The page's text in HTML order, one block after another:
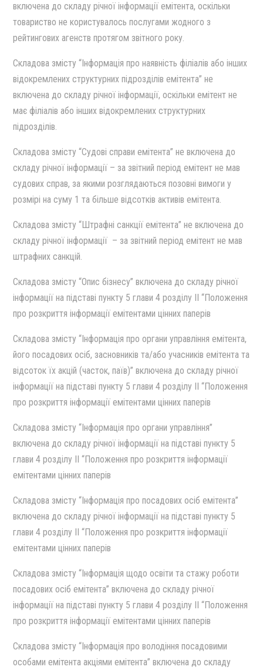
включена до складу рiчної iнформацiї емiтента, оскiльки
товариство не користувалось послугами жодного з
рейтингових агенств протягом звiтного року.
Cкладова змiсту “Iнформацiя про наявнiсть фiлiалiв або iнших
вiдокремлених структурних пiдроздiлiв емiтента” не
включена до складу рiчної iнформацiї, оскiльки емiтент не
має фiлiалiв або iнших вiдокремлених структурних
пiдроздiлiв.
Cкладова змiсту “Судовi справи емiтента” не включена до
складу рiчної iнформацiї – за звiтний перiод емiтент не мав
судових справ, за якими розглядаються позовнi вимоги у
розмiрi на суму 1 та бiльше вiдсоткiв активiв емiтента.
Cкладова змiсту “Штрафнi санкцiї емiтента” не включена до
складу рiчної iнформацiї – за звiтний перiод емiтент не мав
штрафних санкцiй.
Cкладова змiсту “Опис бiзнесу” включена до складу рiчної
iнформацiї на пiдставi пункту 5 глави 4 роздiлу II “Положення
про розкриття iнформацiї емiтентами цiнних паперiв
Cкладова змiсту “Iнформацiя про органи управлiння емiтента,
його посадових осiб, засновникiв та/або учасникiв емiтента та
вiдсоток їх акцiй (часток, паїв)” включена до складу рiчної
iнформацiї на пiдставi пункту 5 глави 4 роздiлу II “Положення
про розкриття iнформацiї емiтентами цiнних паперiв
Cкладова змiсту “Iнформацiя про органи управлiння”
включена до складу рiчної iнформацiї на пiдставi пункту 5
глави 4 роздiлу II “Положення про розкриття iнформацiї
емiтентами цiнних паперiв
Cкладова змiсту “Iнформацiя про посадових осiб емiтента”
включена до складу рiчної iнформацiї на пiдставi пункту 5
глави 4 роздiлу II “Положення про розкриття iнформацiї
емiтентами цiнних паперiв
Cкладова змiсту “Iнформацiя щодо освiти та стажу роботи
посадових осiб емiтента” включена до складу рiчної
iнформацiї на пiдставi пункту 5 глави 4 роздiлу II “Положення
про розкриття iнформацiї емiтентами цiнних паперiв
Cкладова змiсту “Iнформацiя про володiння посадовими
особами емiтента акцiями емiтента” включена до складу